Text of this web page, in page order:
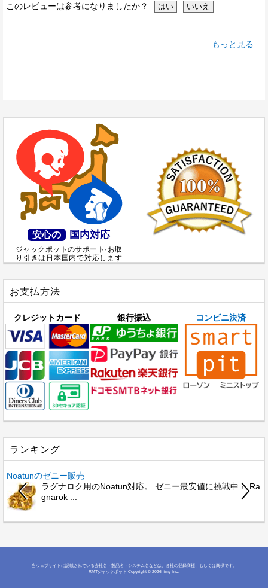
このレビューは参考になりましたか？
もっと見る
安心の 国内対応
ジャックポットのサポート·お取
り引きは日本国内で対応します
お支払方法
クレジットカード 銀行振込 コンビニ決済
ランキング
Noatunのゼニー販売
ラグナロク用のNoatun対応。 ゼニー最安値に挑戦中！ Ra
gnarok ...
当ウェブサイトに記載されている会社名・製品名・システム名などは、各社の登録商標、もしくは商標です。
RMTジャックポット Copyright © 2026 iimy Inc.